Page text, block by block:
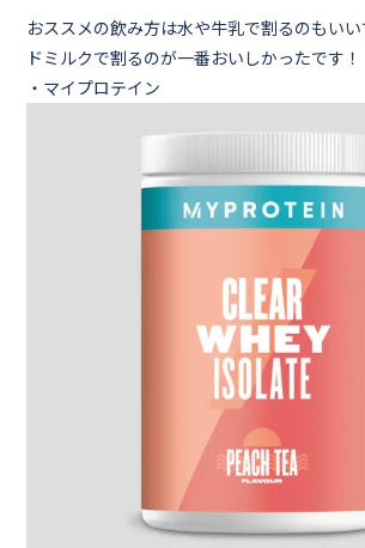
おススメの飲み方は水や牛乳で割るのもい
ドミルクで割るのが一番おいしかったです！
・マイプロテイン